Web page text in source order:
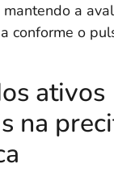
a
conforme o
ativos
na